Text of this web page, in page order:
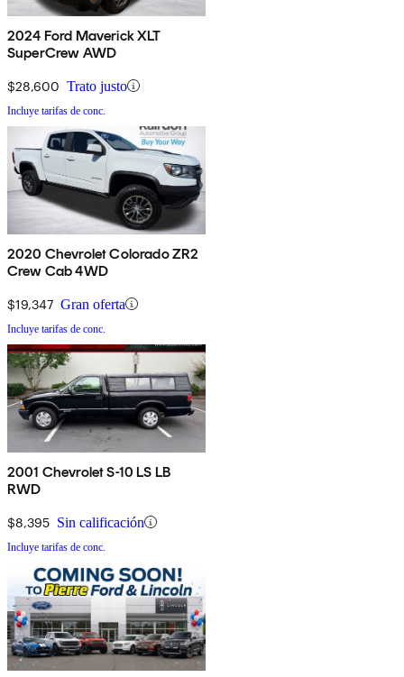
2024 Ford Maverick XLT
SuperCrew AWD
$28,600 Trato justo
Incluye tarifas de conc.
2020 Chevrolet Colorado ZR2
Crew Cab 4WD
$19,347 Gran oferta
Incluye tarifas de conc.
2001 Chevrolet S-10 LS LB
RWD
$8,395 Sin calificación
Incluye tarifas de conc.